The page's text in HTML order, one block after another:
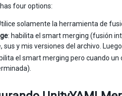
four options:
solamente la herramienta de
: habilita el smart merging (fusión
sus y mis versiones del archivo.
el smart merging pero cuando